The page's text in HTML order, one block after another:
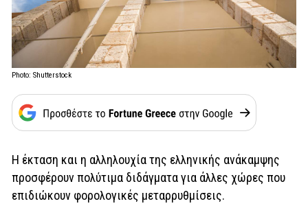
Photo: Shutterstock
Η έκταση και η αλληλουχία της ελληνικής ανάκαμψης
προσφέρουν πολύτιμα διδάγματα για άλλες χώρες που
επιδιώκουν φορολογικές μεταρρυθμίσεις.